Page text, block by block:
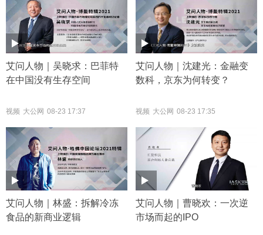
艾问人物｜吴晓求：巴菲特
在中国没有生存空间
视频 大公网 08-23 17:37
艾问人物｜沈建光：金融变
数科，京东为何转变？
视频 大公网 08-23 17:35
艾问人物｜林盛：拆解冷冻
食品的新商业逻辑
艾问人物｜曹晓欢：一次逆
市场而起的IPO